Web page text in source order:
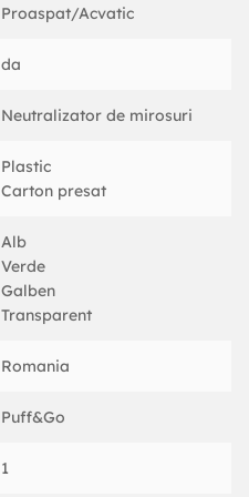
Proaspat/Acvatic
da
Neutralizator de mirosuri
Plastic
Carton presat
Alb
Verde
Galben
Transparent
Romania
Puff&Go
1